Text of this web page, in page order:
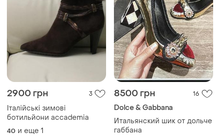
2900 грн 3
Італійські зимові
ботильйони accademia
40 и еще 1
8500 грн 16
Dolce & Gabbana
Итальянский шик от дольче
габбана